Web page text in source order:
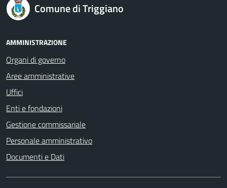
Comune di Triggiano
AMMINISTRAZIONE
Organi di governo
Aree amministrative
Uffici
Enti e fondazioni
Gestione commissariale
Personale amministrativo
Documenti e Dati